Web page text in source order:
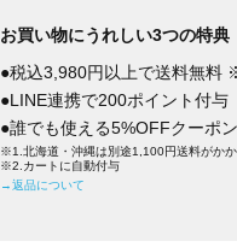
お買い物にうれしい3つの特典
●税込3,980円以上で送料無料
●LINE連携で200ポイント付与
●誰でも使える5%OFFクーポ
※1.北海道・沖縄は別途1,100円送料がか
※2.カートに自動付与
→返品について